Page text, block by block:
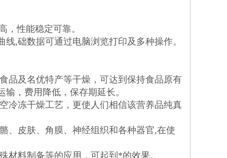
，性能稳定可靠。
,础数据可通过电脑浏览打印及多种操作。
品及名优特产等干燥，可达到保持食品原有
，费用降低，保存期延长。
冷冻干燥工艺，更使人们相信该营养品纯真
、皮肤、角膜、神经组织和各种器官,在使
材料制备等的应用，可起到*的效果。